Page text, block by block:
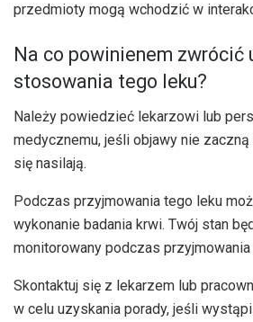
przedmioty mogą wchodzić w
Na co powinienem zwrócić
stosowania tego leku?
Należy powiedzieć lekarzowi lub
medycznemu, jeśli objawy nie
się nasilają.
Podczas przyjmowania tego leku
wykonanie badania krwi. Twój stan
monitorowany podczas
Skontaktuj się z lekarzem lub
w celu uzyskania porady, jeśli